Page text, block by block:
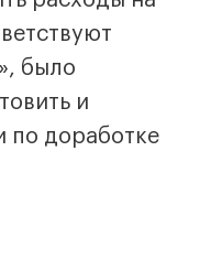
было
и
по доработке